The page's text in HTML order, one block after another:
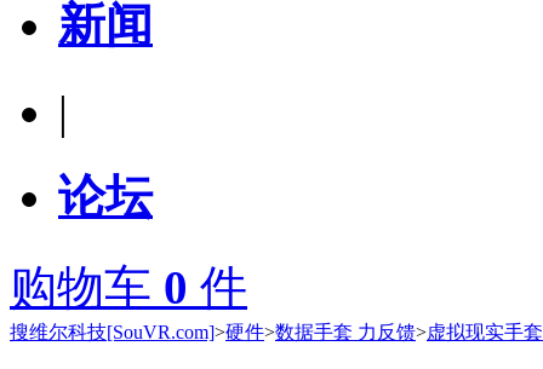
新闻
|
论坛
购物车 0 件
搜维尔科技[SouVR.com]>硬件>数据手套 力反馈>虚拟现实手套